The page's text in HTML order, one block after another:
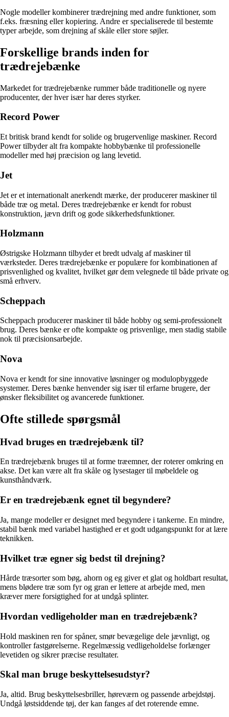
Nogle modeller kombinerer trædrejning med andre funktioner, som
f.eks. fræsning eller kopiering. Andre er specialiserede til bestemte
typer arbejde, som drejning af skåle eller store søjler.
Forskellige brands inden for
trædrejebænke
Markedet for trædrejebænke rummer både traditionelle og nyere
producenter, der hver især har deres styrker.
Record Power
Et britisk brand kendt for solide og brugervenlige maskiner. Record
Power tilbyder alt fra kompakte hobbybænke til professionelle
modeller med høj præcision og lang levetid.
Jet
Jet er et internationalt anerkendt mærke, der producerer maskiner til
både træ og metal. Deres trædrejebænke er kendt for robust
konstruktion, jævn drift og gode sikkerhedsfunktioner.
Holzmann
Østrigske Holzmann tilbyder et bredt udvalg af maskiner til
værksteder. Deres trædrejebænke er populære for kombinationen af
prisvenlighed og kvalitet, hvilket gør dem velegnede til både private og
små erhverv.
Scheppach
Scheppach producerer maskiner til både hobby og semi-professionelt
brug. Deres bænke er ofte kompakte og prisvenlige, men stadig stabile
nok til præcisionsarbejde.
Nova
Nova er kendt for sine innovative løsninger og modulopbyggede
systemer. Deres bænke henvender sig især til erfarne brugere, der
ønsker fleksibilitet og avancerede funktioner.
Ofte stillede spørgsmål
Hvad bruges en trædrejebænk til?
En trædrejebænk bruges til at forme træemner, der roterer omkring en
akse. Det kan være alt fra skåle og lysestager til møbeldele og
kunsthåndværk.
Er en trædrejebænk egnet til begyndere?
Ja, mange modeller er designet med begyndere i tankerne. En mindre,
stabil bænk med variabel hastighed er et godt udgangspunkt for at lære
teknikken.
Hvilket træ egner sig bedst til drejning?
Hårde træsorter som bøg, ahorn og eg giver et glat og holdbart resultat,
mens blødere træ som fyr og gran er lettere at arbejde med, men
kræver mere forsigtighed for at undgå splinter.
Hvordan vedligeholder man en trædrejebænk?
Hold maskinen ren for spåner, smør bevægelige dele jævnligt, og
kontroller fastgørelserne. Regelmæssig vedligeholdelse forlænger
levetiden og sikrer præcise resultater.
Skal man bruge beskyttelsesudstyr?
Ja, altid. Brug beskyttelsesbriller, høreværn og passende arbejdstøj.
Undgå løstsiddende tøj, der kan fanges af det roterende emne.